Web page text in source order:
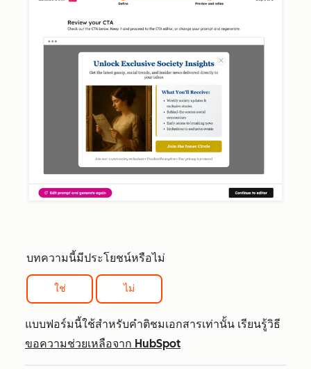
บทความนี้มีประโยชน์หรือไม่
ใช่ ไม่
แบบฟอร์มนี้ใช้สำหรับคำติชมเอกสารเท่านั้น เรียนรู้วิธี
ขอความช่วยเหลือจาก HubSpot